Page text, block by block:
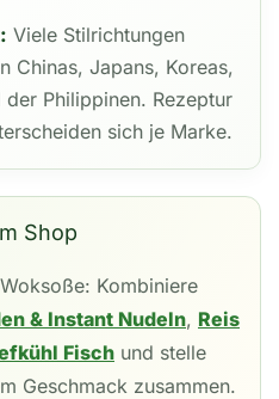
Viele Stilrichtungen
Chinas, Japans, Koreas,
Philippinen. Rezeptur
sich je Marke.
Shop
Kombiniere
& Instant Nudeln, Reis
Fisch und stelle
Geschmack zusammen.